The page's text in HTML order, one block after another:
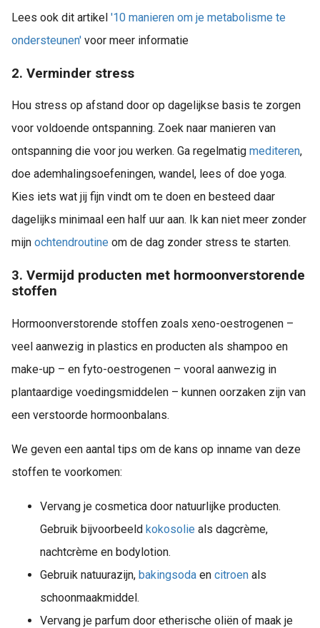
Lees ook dit artikel '10 manieren om je metabolisme te
ondersteunen' voor meer informatie
2. Verminder stress
Hou stress op afstand door op dagelijkse basis te zorgen
voor voldoende ontspanning. Zoek naar manieren van
ontspanning die voor jou werken. Ga regelmatig mediteren,
doe ademhalingsoefeningen, wandel, lees of doe yoga.
Kies iets wat jij fijn vindt om te doen en besteed daar
dagelijks minimaal een half uur aan. Ik kan niet meer zonder
mijn ochtendroutine om de dag zonder stress te starten.
3. Vermijd producten met hormoonverstorende
stoffen
Hormoonverstorende stoffen zoals xeno-oestrogenen –
veel aanwezig in plastics en producten als shampoo en
make-up – en fyto-oestrogenen – vooral aanwezig in
plantaardige voedingsmiddelen – kunnen oorzaken zijn van
een verstoorde hormoonbalans.
We geven een aantal tips om de kans op inname van deze
stoffen te voorkomen:
Vervang je cosmetica door natuurlijke producten.
Gebruik bijvoorbeeld kokosolie als dagcrème,
nachtcrème en bodylotion.
Gebruik natuurazijn, bakingsoda en citroen als
schoonmaakmiddel.
Vervang je parfum door etherische oliën of maak je